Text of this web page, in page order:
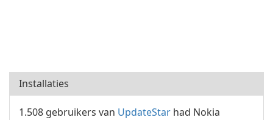
Installaties
1.508 gebruikers van UpdateStar had Nokia